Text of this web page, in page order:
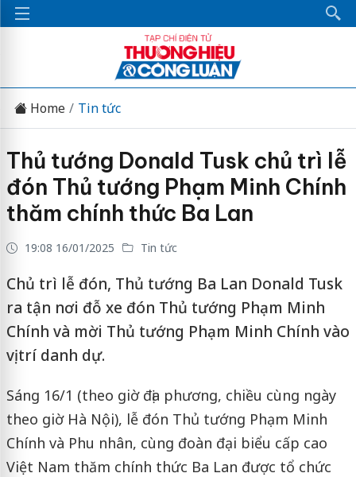
Home Tin tức
Thủ tướng Donald Tusk chủ trì lễ
đón Thủ tướng Phạm Minh Chính
thăm chính thức Ba Lan
19:08 16/01/2025 Tin tức
Chủ trì lễ đón, Thủ tướng Ba Lan Donald Tusk
ra tận nơi đỗ xe đón Thủ tướng Phạm Minh
Chính và mời Thủ tướng Phạm Minh Chính vào
vị trí danh dự.
Sáng 16/1 (theo giờ địa phương, chiều cùng ngày
theo giờ Hà Nội), lễ đón Thủ tướng Phạm Minh
Chính và Phu nhân, cùng đoàn đại biểu cấp cao
Việt Nam thăm chính thức Ba Lan được tổ chức